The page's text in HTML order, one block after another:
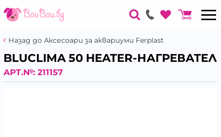
Назад до Аксесоари за аквариуми Ferplast
BLUCLIMA 50 HEATER-НАГРЕВАТЕЛ
АРТ.№: 211157